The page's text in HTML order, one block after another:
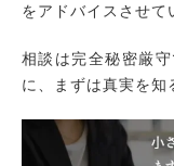
をアドバイスさせて
相談は完全秘密厳
に、まずは真実を知